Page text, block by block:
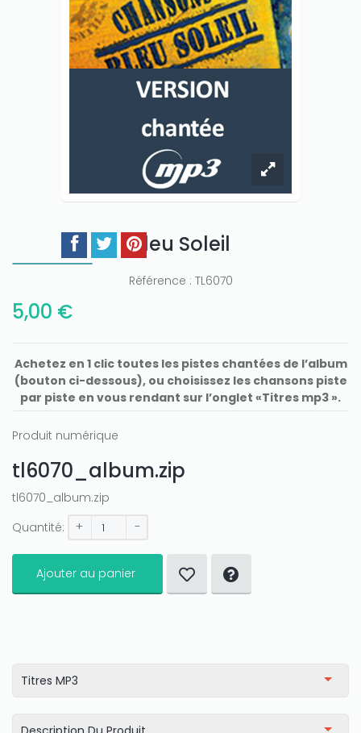
Bleu Soleil
Référence : TL6070
5,00 €
Achetez en 1 clic toutes les pistes chantées de l’album
(bouton ci-dessous), ou choisissez les chansons piste
par piste en vous rendant sur l’onglet «Titres mp3 ».
Produit numérique
tl6070_album.zip
tl6070_album.zip
Quantité:
+ -
Ajouter au panier
Titres MP3